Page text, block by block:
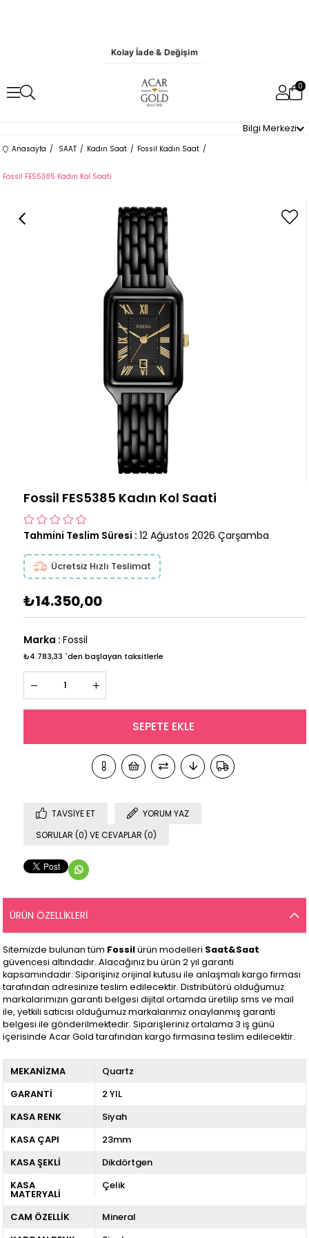
Kolay İade & Değişim
0
Bilgi Merkezi
Anasayfa SAAT Kadın Saat Fossil Kadın Saat
Fossil FES5385 Kadın Kol Saati
Fossil FES5385 Kadın Kol Saati
Tahmini Teslim Süresi : 12 Ağustos 2026 Çarşamba
Ücretsiz Hızlı Teslimat
₺14.350,00
Marka : Fossil
₺4.783,33 `den başlayan taksitlerle
TAVSIYE ET
YORUM YAZ
SORULAR (0) VE CEVAPLAR (0)
ÜRÜN ÖZELLIKLERI
Sitemizde bulunan tüm Fossilürün modelleri Saat&Saat
güvencesi altındadır. Alacağınız bu ürün 2 yıl garanti
kapsamındadır. Siparişiniz orijinal kutusu ile anlaşmalı kargo firması
tarafından adresinize teslim edilecektir. Distribütörü olduğumuz
markalarımızın garanti belgesi dijital ortamda üretilip sms ve mail
ile, yetkili satıcısı olduğumuz markalarımız onaylanmış garanti
belgesi ile gönderilmektedir. Siparişleriniz ortalama 3 iş günü
içerisinde Acar Gold tarafından kargo firmasına teslim edilecektir.
MEKANİZMA
Quartz
GARANTİ
2 YIL
KASA RENK
Siyah
KASA ÇAPI
23mm
KASA ŞEKLİ
Dikdörtgen
KASA
MATERYALİ
Çelik
CAM ÖZELLİK
Mineral